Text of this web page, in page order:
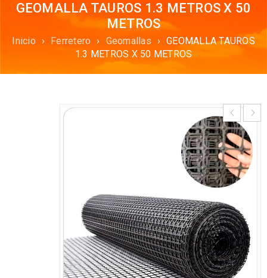
GEOMALLA TAUROS 1.3 METROS X 50
METROS
Inicio › Ferretero › Geomallas › GEOMALLA TAUROS
1.3 METROS X 50 METROS